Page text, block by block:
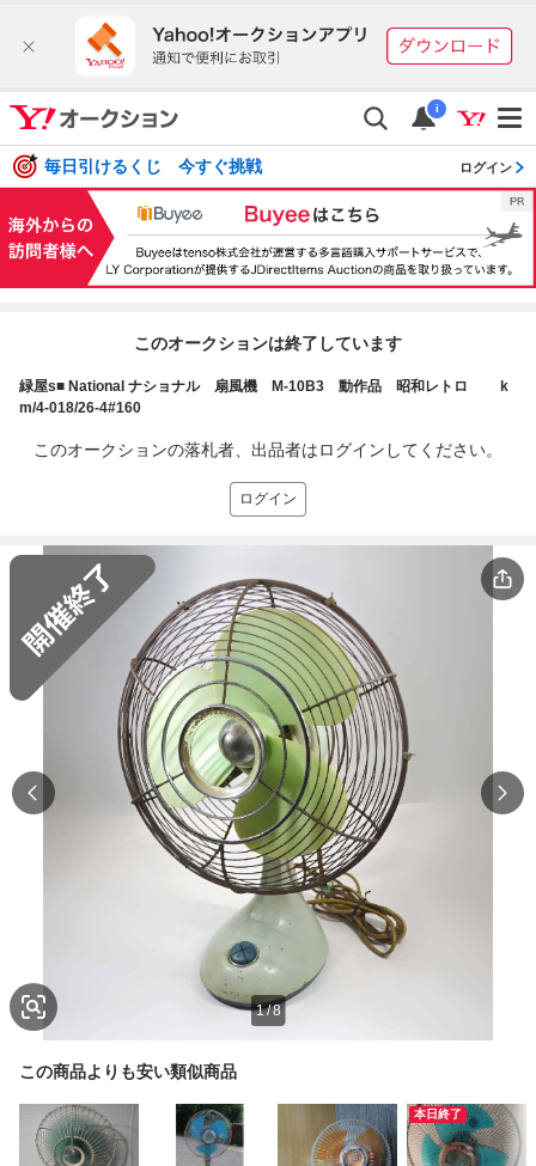
i
毎日引けるくじ 今すぐ挑戦 ログイン
このオークションは終了しています
緑屋s■ National ナショナル 扇風機 M-10B3 動作品 昭和レトロ k
m/4-018/26-4#160
このオークションの落札者、出品者はログインしてください。
ログイン
1/8
この商品よりも安い類似商品
本日終了